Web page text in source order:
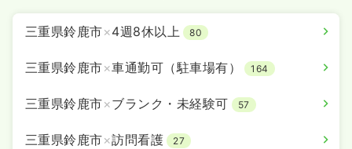
三重県鈴鹿市×4週8休以上 80
三重県鈴鹿市×車通勤可（駐車場有） 164
三重県鈴鹿市×ブランク・未経験可 57
三重県鈴鹿市×訪問看護 27